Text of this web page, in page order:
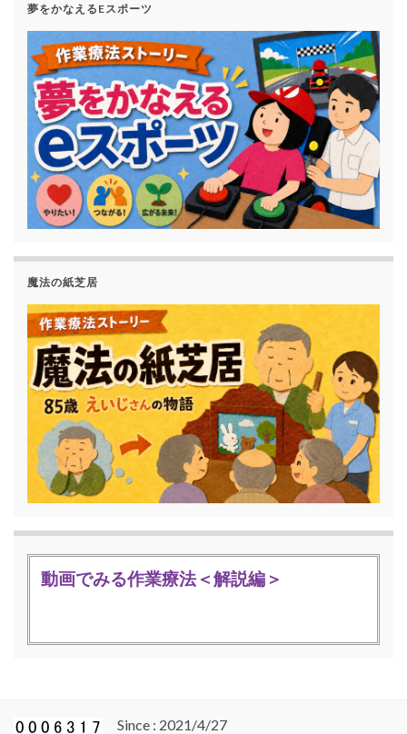
夢をかなえるEスポーツ
魔法の紙芝居
動画でみる作業療法＜解説編＞
Since : 2021/4/27